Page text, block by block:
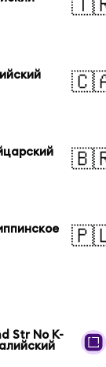
Str No K-